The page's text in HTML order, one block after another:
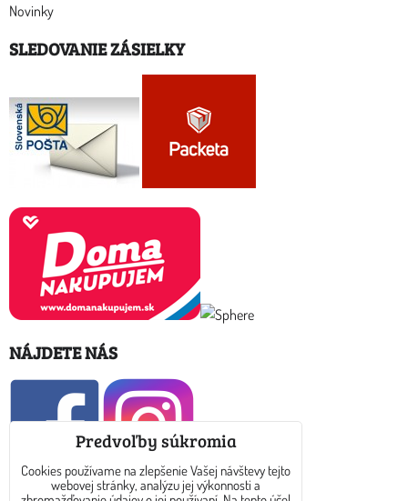
Novinky
SLEDOVANIE ZÁSIELKY
NÁJDETE NÁS
Predvoľby súkromia
Cookies používame na zlepšenie Vašej návštevy tejto
webovej stránky, analýzu jej výkonnosti a